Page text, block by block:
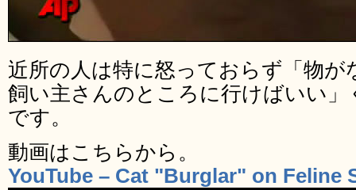
近所の人は特に怒っておらず「物
飼い主さんのところに行けばいい
です。
動画はこちらから。
YouTube – Cat "Burglar" on Feline